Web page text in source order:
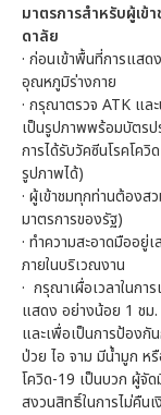
มาตรการสําหรับผู้เข้
ดาลัย
· ก่อนเข้าพื้นที่การแส
อุณหภูมิร่างกาย
· กรุณาตรวจ ATK แล
เป็นรูปภาพพร้อมบัตรป
การได้รับวัคซีนโรคโค
รูปภาพได้)
· ผู้เข้าชมทุกท่านต้อง
มาตรการของรัฐ)
· ทำความสะอาดมืออยู่
ภายในบริเวณงาน
· กรุณาเผื่อเวลาในกา
แสดง อย่างน้อย 1 ชม
และเพื่อเป็นการป้องกั
ป่วย ไอ จาม มีน้ำมูก ห
โควิด-19 เป็นบวก ผู้จั
สงวนสิทธิ์ในการไม่คืน